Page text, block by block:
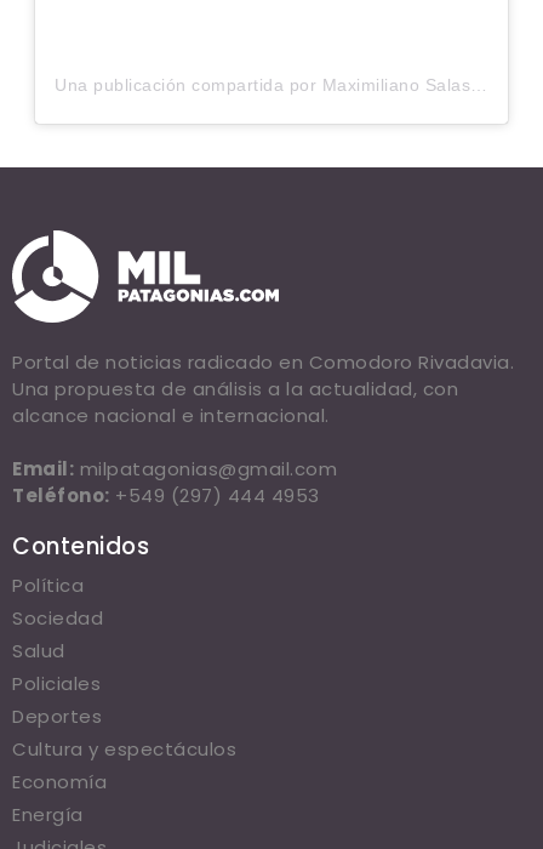
Portal de noticias radicado en Comodoro Rivadavia.
Una propuesta de análisis a la actualidad, con
alcance nacional e internacional.
Email: milpatagonias@gmail.com
Teléfono: +549 (297) 444 4953
Contenidos
Política
Sociedad
Salud
Policiales
Deportes
Cultura y espectáculos
Economía
Energía